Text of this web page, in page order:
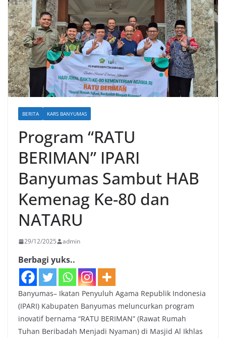
BERITA KARS BANYUMAS
Program “RATU
BERIMAN” IPARI
Banyumas Sambut HAB
Kemenag Ke-80 dan
NATARU
29/12/2025 admin
Berbagi yuks..
Banyumas– Ikatan Penyuluh Agama Republik Indonesia
(IPARI) Kabupaten Banyumas meluncurkan program
inovatif bernama “RATU BERIMAN” (Rawat Rumah
Tuhan Beribadah Menjadi Nyaman) di Masjid Al Ikhlas